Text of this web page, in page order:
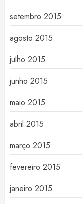
setembro 2015
agosto 2015
julho 2015
junho 2015
maio 2015
abril 2015
março 2015
fevereiro 2015
janeiro 2015